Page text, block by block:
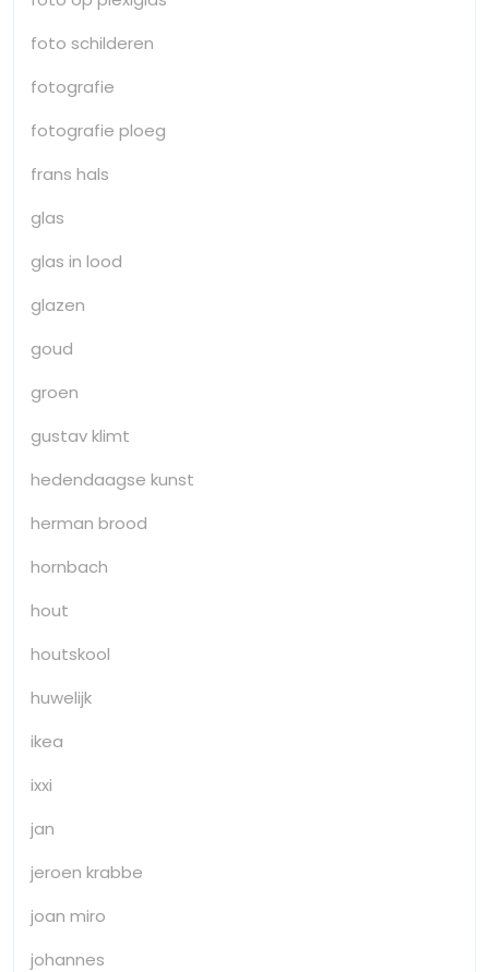
foto schilderen
fotografie
fotografie ploeg
frans hals
glas
glas in lood
glazen
goud
groen
gustav klimt
hedendaagse kunst
herman brood
hornbach
hout
houtskool
huwelijk
ikea
ixxi
jan
jeroen krabbe
joan miro
johannes